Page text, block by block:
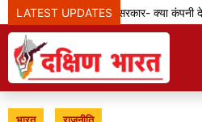
LATEST UPDATES
मेटा टीम से पूछ रही सरकार- क्या कंपनी